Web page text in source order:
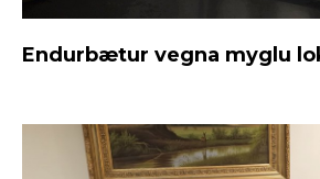
Endurbætur vegna myglu